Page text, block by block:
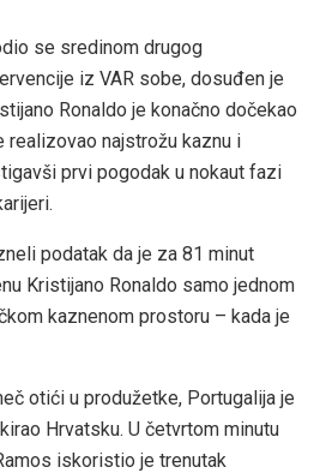
se sredinom drugog
iz VAR sobe, dosuđen je
Ronaldo je konačno dočekao
realizovao najstrožu kaznu i
prvi pogodak u nokaut fazi
podatak da je za 81 minut
Kristijano Ronaldo samo jednom
kaznenom prostoru – kada je
otići u produžetke, Portugalija je
Hrvatsku. U četvrtom minutu
iskoristio je trenutak